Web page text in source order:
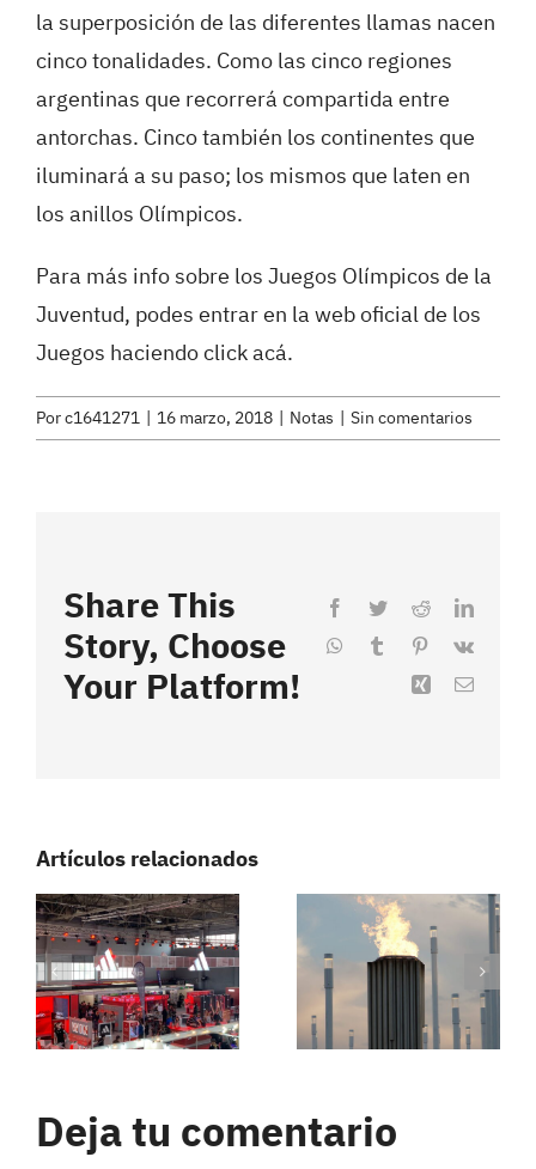
la superposición de las diferentes llamas nacen
cinco tonalidades. Como las cinco regiones
argentinas que recorrerá compartida entre
antorchas. Cinco también los continentes que
iluminará a su paso; los mismos que laten en
los anillos Olímpicos.
Para más info sobre los Juegos Olímpicos de la
Juventud, podes entrar en la web oficial de los
Juegos haciendoclick acá.
Porc1641271 16 marzo, 2018 Notas Sin comentarios
Share This
Story, Choose
Your Platform!
Facebook
TwitterReddit
WhatsApp
TumblrPinterest
Vk
Xing Correo
Artículos relacionados
Deja tu comentario